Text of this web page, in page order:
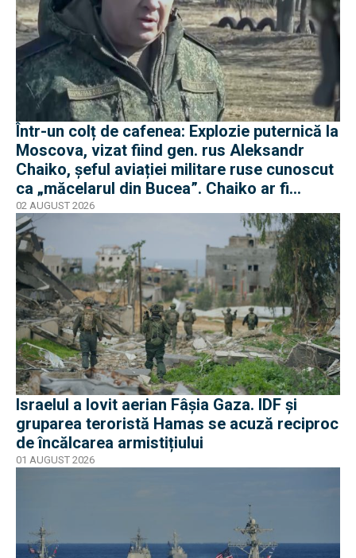
Într-un colț de cafenea: Explozie puternică la
Moscova, vizat fiind gen. rus Aleksandr
Chaiko, șeful aviației militare ruse cunoscut
ca „măcelarul din Bucea”. Chaiko ar fi
supraviețuit
02 AUGUST 2026
Israelul a lovit aerian Fâșia Gaza. IDF și
gruparea teroristă Hamas se acuză reciproc
de încălcarea armistițiului
01 AUGUST 2026